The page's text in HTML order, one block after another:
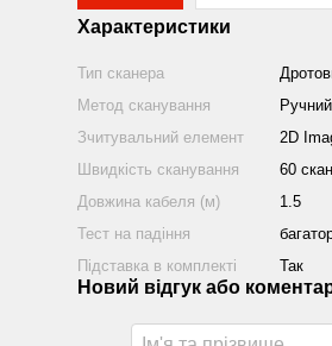
Характеристики
Тип сканера
Метод сканування
Ручний
Зчитувальний елемент
2D
Швидкість сканування
60
Довжина кабеля (м)
1.5
Тест на падіння
Підставка в комплекті
Так
Новий відгук або